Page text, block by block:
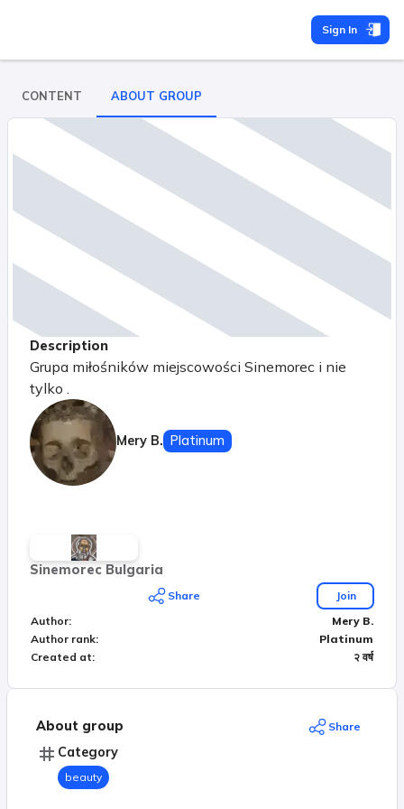
Sign In
CONTENT ABOUT GROUP
Description
Grupa miłośników miejscowości Sinemorec i nie
tylko .
Mery B. Platinum
Sinemorec Bulgaria
Share
Join
Author:
Mery B.
Author rank:
Platinum
Created at: २ वर्ष
About group Share
Category
beauty